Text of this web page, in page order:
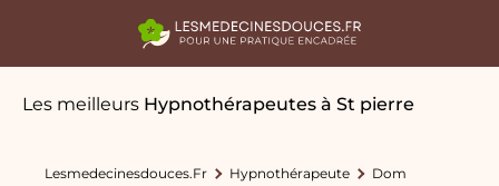
Les meilleurs Hypnothérapeutes à St pierre
Lesmedecinesdouces.fr Hypnothérapeute
Dom